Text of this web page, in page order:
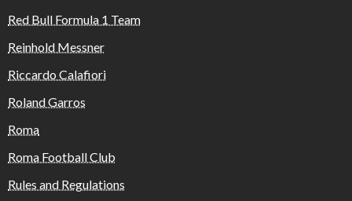
Red Bull Formula 1 Team
Reinhold Messner
Riccardo Calafiori
Roland Garros
Roma
Roma Football Club
Rules and Regulations